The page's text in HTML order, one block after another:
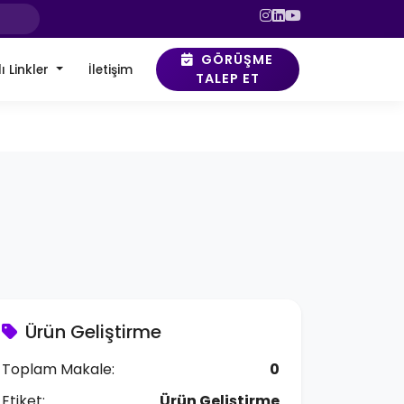
Linkler İletişim
GÖRÜŞME
TALEP ET
Ürün Geliştirme
Toplam Makale:
0